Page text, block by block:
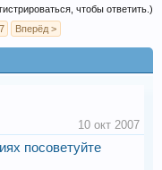
чтобы ответить.)
Вперёд >
10 окт 2007
посоветуйте